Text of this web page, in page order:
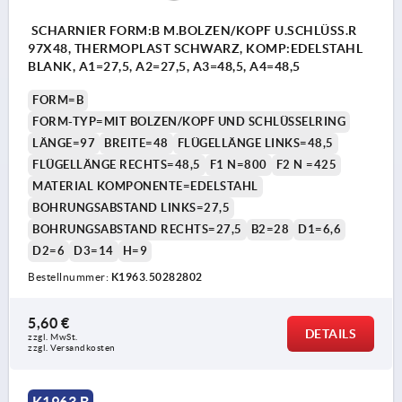
SCHARNIER FORM:B M.BOLZEN/KOPF U.SCHLÜSS.R
97X48, THERMOPLAST SCHWARZ, KOMP:EDELSTAHL
BLANK, A1=27,5, A2=27,5, A3=48,5, A4=48,5
FORM=B
FORM-TYP=MIT BOLZEN/KOPF UND SCHLÜSSELRING
LÄNGE=97
BREITE=48
FLÜGELLÄNGE LINKS=48,5
FLÜGELLÄNGE RECHTS=48,5
F1 N=800
F2 N =425
MATERIAL KOMPONENTE=EDELSTAHL
BOHRUNGSABSTAND LINKS=27,5
BOHRUNGSABSTAND RECHTS=27,5
B2=28
D1=6,6
D2=6
D3=14 H=9
Bestellnummer: K1963.50282802
5,60 €
zzgl. MwSt.
zzgl. Versandkosten
DETAILS